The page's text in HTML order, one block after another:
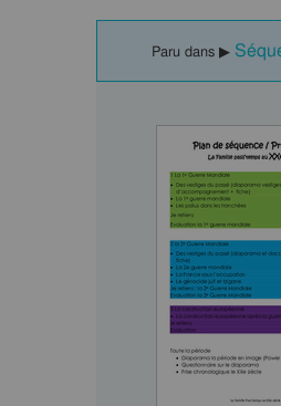
Paru dans ▶